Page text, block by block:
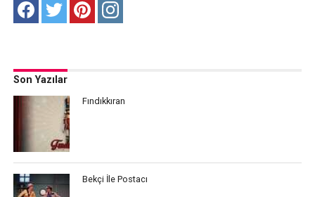
Son Yazılar
Fındıkkıran
Bekçi İle Postacı